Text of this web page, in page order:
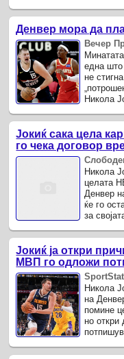
Денвер мора да
Вечер
една
не
Никола
новата ...
Јокиќ сака цела
го чека договор
Никола
целата
Денвер
ќе го
за
Јокиќ ја откри
МВП го одложи
Никола
на
помине
но откри